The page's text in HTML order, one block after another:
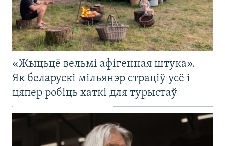
«Жыцьцё вельмі афігенная штука».
Як беларускі мільянэр страціў усё і
цяпер робіць хаткі для турыстаў